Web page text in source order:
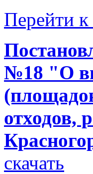
Перейти к
№18 "О
отходов,
скачать